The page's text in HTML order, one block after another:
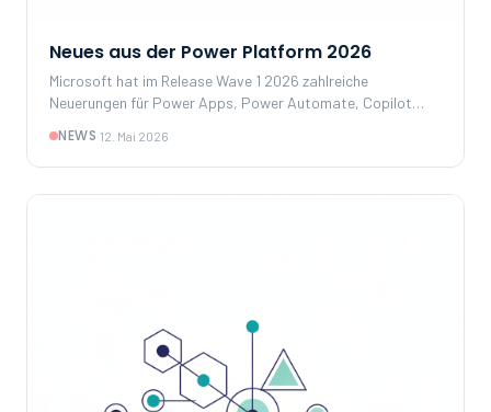
Neues aus der Power Platform 2026
Microsoft hat im Release Wave 1 2026 zahlreiche
Neuerungen für Power Apps, Power Automate, Copilot
tiefere Copilot-Integrationen, MCP-basierte Authoring-
Workflows und ausgebaute Governance- und Monitoring-
Funktionen.
NEWS·12. Mai 2026